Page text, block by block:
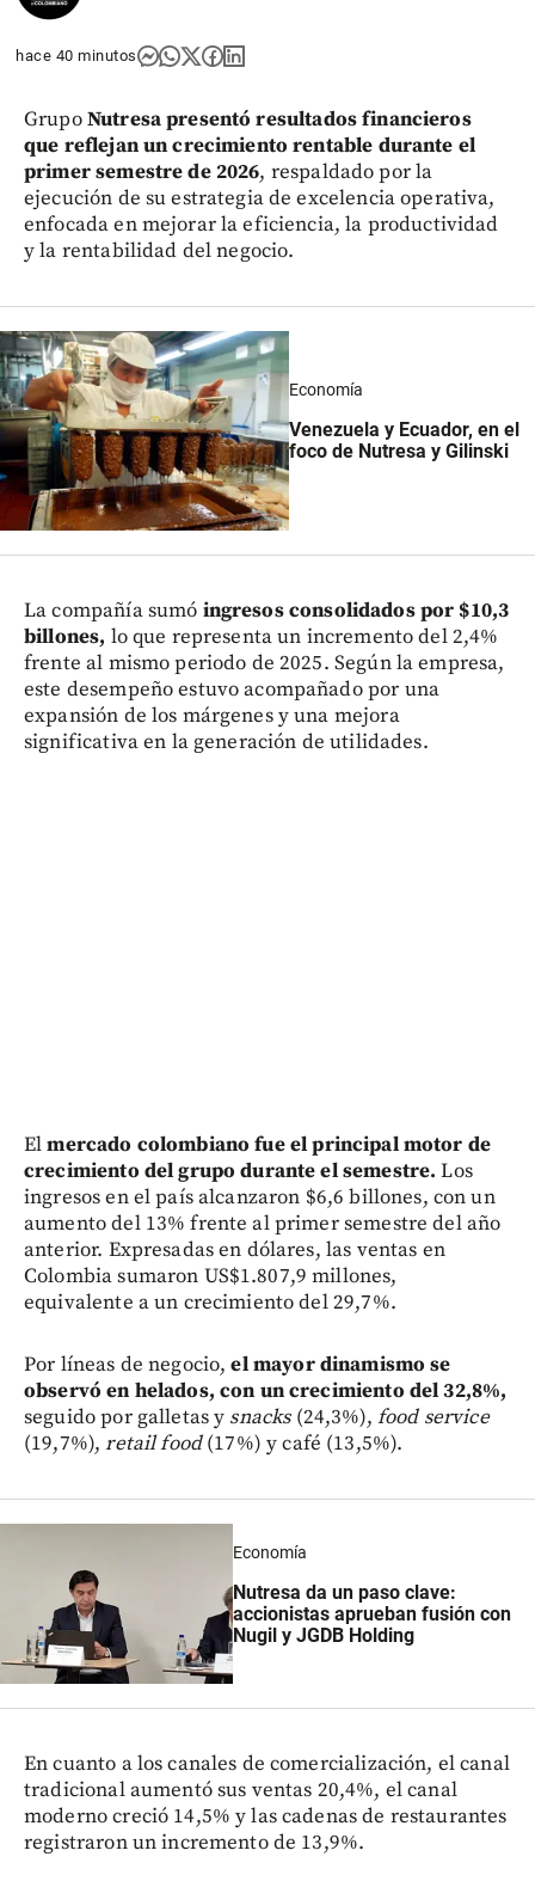
hace 40 minutos
GrupoNutresa presentó resultados financieros
que reflejan un crecimiento rentable durante el
primer semestre de 2026, respaldado por la
ejecución de su estrategia de excelencia operativa,
enfocada en mejorar la eficiencia, la productividad
y la rentabilidad del negocio.
Economía
Venezuela y Ecuador, en el
foco de Nutresa y Gilinski
La compañía sumó ingresos consolidados por $10,3
billones, lo que representa un incremento del 2,4%
frente al mismo periodo de 2025. Según la empresa,
este desempeño estuvo acompañado por una
expansión de los márgenes y una mejora
significativa en la generación de utilidades.
Elmercado colombiano fue el principal motor de
crecimiento del grupo durante el semestre. Los
ingresos en el país alcanzaron $6,6 billones, con un
aumento del 13% frente al primer semestre del año
anterior. Expresadas en dólares, las ventas en
Colombia sumaron US$1.807,9 millones,
equivalente a un crecimiento del 29,7%.
Por líneas de negocio, el mayor dinamismo se
observó en helados, con un crecimiento del 32,8%,
seguido por galletas y snacks(24,3%), food service
(19,7%),retail food(17%) y café (13,5%).
Economía
Nutresa da un paso clave:
accionistas aprueban fusión con
Nugil y JGDB Holding
En cuanto a los canales de comercialización, el canal
tradicional aumentó sus ventas 20,4%, el canal
moderno creció 14,5% y las cadenas de restaurantes
registraron un incremento de 13,9%.